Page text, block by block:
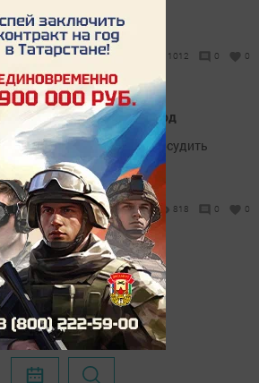
1012 0 0
прошел народный сход
в местном клубе, чтобы обсудить
поселения.
818 0 0